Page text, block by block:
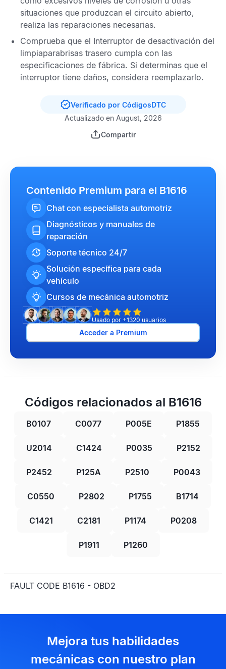
situaciones que produzcan el circuito abierto,
realiza las reparaciones necesarias.
Comprueba que el Interruptor de desactivación del
limpiaparabrisas trasero cumpla con las
especificaciones de fábrica. Si determinas que el
interruptor tiene daños, considera reemplazarlo.
Verificado por CódigosDTC
Actualizado en August, 2026
Compartir
Contenido Premium para el B1616
Chat con especialista automotriz
Diagnósticos y manuales de
reparación
Soporte técnico 24/7
Solución específica para cada
vehículo
Cursos de mecánica automotriz
Usado por +1320 usuarios
Acceder a Premium
Códigos relacionados al B1616
B0107 C0077 P005E P1855
U2014 C1424 P0035 P2152
P2452 P125A P2510 P0043
C0550 P2802 P1755 B1714
C1421 C2181 P1174 P0208
P1911 P1260
FAULT CODE B1616 - OBD2
Mejora tus habilidades
mecánicas con nuestro plan